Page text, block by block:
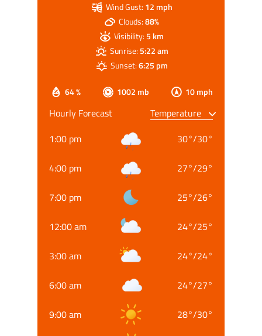
64 % 1002 mb 10 mph
Wind Gust: 12 mph
Clouds:88%
Visibility:5 km
Sunrise:5:22 am
Sunset:6:25 pm
Hourly Forecast
1:00 pm
30°/30°
4:00 pm 27°/29°
7:00 pm 25°/26°
12:00 am 24°/25°
3:00 am 24°/24°
6:00 am 24°/27°
9:00 am 28°/30°